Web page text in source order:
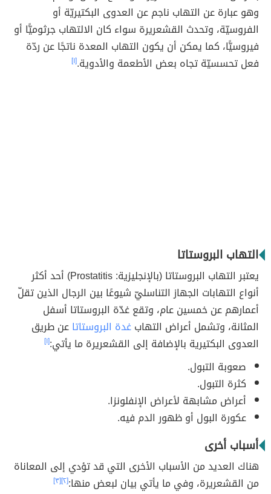
وهو عبارة عن التهاب ناجم عن العدوى البكتيريّة أو
الفروسيّة، وتحدث القشعريرة سواء كان الالتهاب جرثوميًّا أو
فيروسيًّا، كما يمكن أن يكون التهاب المعدة ناتجًا عن ردّة
فعل تحسسيّة تجاه بعض الأطعمة والأدوية.[١]
التهاب البروستاتا
يعتبر التهاب البروستاتا (بالإنجليزية: Prostatitis) أحد أكثر
أنواع التهابات الجهاز التناسليّ شيوعًا بين الرجال الذين تقلّ
أعمارهم عن خمسين عام، وتقع غدّة البروستاتا أسفل
المثانة، وتشمل أعراض التهابغدة البروستاتاعن طريق
العدوى البكتيرية بالإضافة إلى القشعريرة ما يأتي:[١]
صعوبة التبول.
كثرة التبول.
أعراض مشابهة لأعراض الإنفلونزا.
عكورة البول أو ظهور الدم فيه.
أسباب أخرى
هناك العديد من الأسباب الأخرى التي قد تؤدي إلى المعاناة
من القشعريرة، وفي ما يأتي بيان لبعض منها:[٢] [٣]